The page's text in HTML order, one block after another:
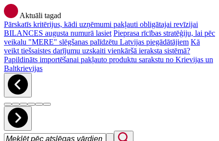
Aktuāli tagad
Pārskatīs kritērijus, kādi uzņēmumi pakļauti obligātajai revīzijai
BILANCES augusta numurā lasiet Pieprasa rīcības stratēģiju, lai pēc
veikalu "MERE" slēgšanas palīdzētu Latvijas piegādātājiem Kā
veikt tiešsaistes darījumu uzskaiti vienkāršā ieraksta sistēmā?
Papildināts importēšanai pakļauto produktu sarakstu no Krievijas un
Baltkrievijas